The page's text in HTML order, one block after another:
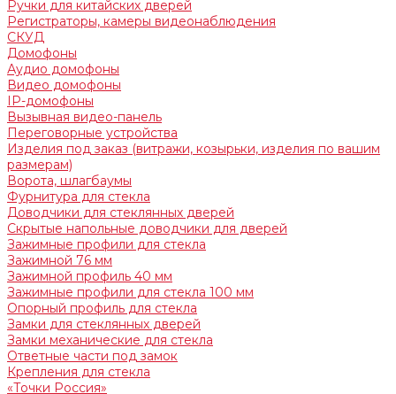
Ручки для китайских дверей
Регистраторы, камеры видеонаблюдения
СКУД
Домофоны
Аудио домофоны
Видео домофоны
IP-домофоны
Вызывная видео-панель
Переговорные устройства
Изделия под заказ (витражи, козырьки, изделия по вашим
размерам)
Ворота, шлагбаумы
Фурнитура для стекла
Доводчики для стеклянных дверей
Скрытые напольные доводчики для дверей
Зажимные профили для стекла
Зажимной 76 мм
Зажимной профиль 40 мм
Зажимные профили для стекла 100 мм
Опорный профиль для стекла
Замки для стеклянных дверей
Замки механические для стекла
Ответные части под замок
Крепления для стекла
«Точки Россия»